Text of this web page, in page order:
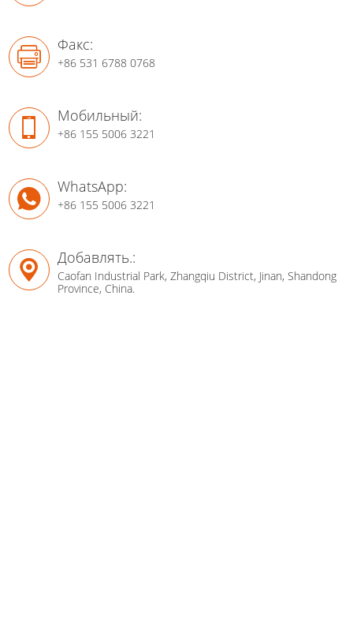
Факс:
+86 531 6788 0768
Мобильный:
+86 155 5006 3221
WhatsApp:
+86 155 5006 3221
Добавлять.:
Caofan Industrial Park, Zhangqiu District, Jinan, Shandong
Province, China.